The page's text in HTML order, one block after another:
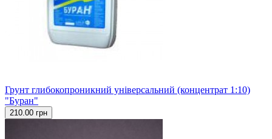
Грунт глибокопроникний універсальний (концентрат 1:10)
"Буран"
210.00 грн